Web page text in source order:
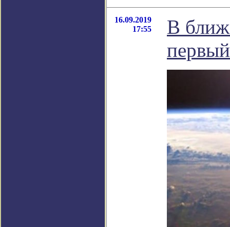
16.09.2019
17:55
В